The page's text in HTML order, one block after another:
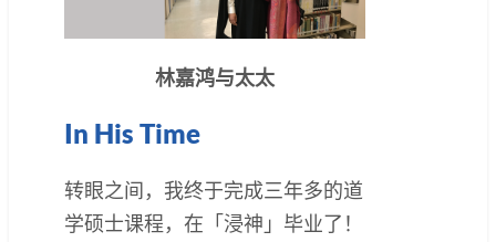
林嘉鸿与太太
In His Time
转眼之间，我终于完成三年多的道
学硕士课程，在「浸神」毕业了！